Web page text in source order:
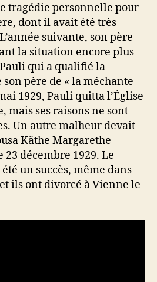
tragédie personnelle pour
dont il avait été très
suivante, son père
la situation encore plus
qui a qualifié la
père de « la méchante
1929, Pauli quitta l’Église
mais ses raisons ne sont
Un autre malheur devait
Käthe Margarethe
décembre 1929. Le
un succès, même dans
ils ont divorcé à Vienne le